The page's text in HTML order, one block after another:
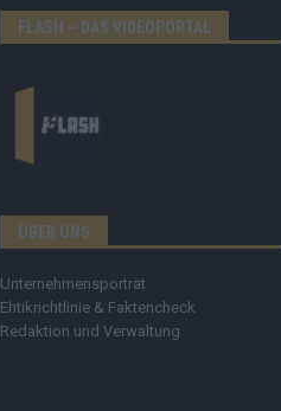
FLASH – DAS VIDEOPORTAL
ÜBER UNS
Unternehmensporträt
Ehtikrichtlinie & Faktencheck
Redaktion und Verwaltung